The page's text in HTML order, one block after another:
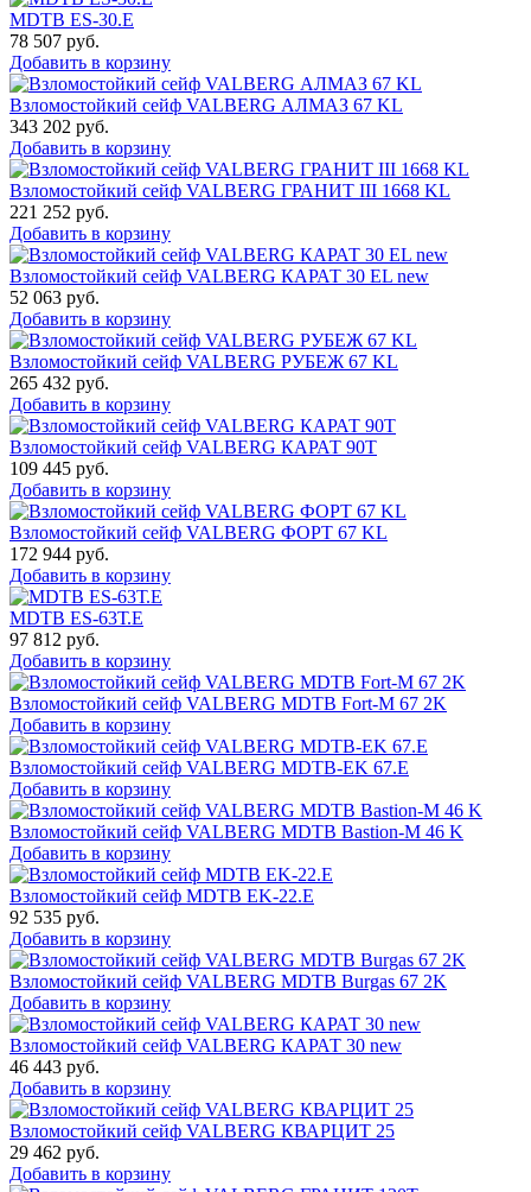
MDTB ES-30.Е
78 507 руб.
Добавить в корзину
Взломостойкий сейф VALBERG АЛМАЗ 67 KL
343 202 руб.
Добавить в корзину
Взломостойкий сейф VALBERG ГРАНИТ III 1668 KL
221 252 руб.
Добавить в корзину
Взломостойкий сейф VALBERG КАРАТ 30 EL new
52 063 руб.
Добавить в корзину
Взломостойкий сейф VALBERG РУБЕЖ 67 KL
265 432 руб.
Добавить в корзину
Взломостойкий сейф VALBERG КАРАТ 90T
109 445 руб.
Добавить в корзину
Взломостойкий сейф VALBERG ФОРТ 67 KL
172 944 руб.
Добавить в корзину
MDTB ES-63Т.Е
97 812 руб.
Добавить в корзину
Взломостойкий сейф VALBERG MDTB Fort-M 67 2K
Добавить в корзину
Взломостойкий сейф VALBERG MDTB-EK 67.E
Добавить в корзину
Взломостойкий сейф VALBERG MDTB Bastion-M 46 K
Добавить в корзину
Взломостойкий сейф MDTB EK-22.E
92 535 руб.
Добавить в корзину
Взломостойкий сейф VALBERG MDTB Burgas 67 2K
Добавить в корзину
Взломостойкий сейф VALBERG КАРАТ 30 new
46 443 руб.
Добавить в корзину
Взломостойкий сейф VALBERG КВАРЦИТ 25
29 462 руб.
Добавить в корзину